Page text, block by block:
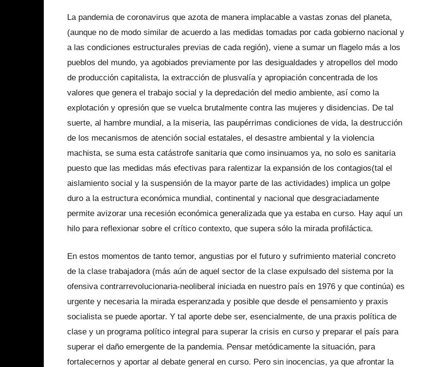
La pandemia de coronavirus que azota de manera implacable a vastas zonas del planeta,
(aunque no de modo similar de acuerdo a las medidas tomadas por cada gobierno nacional y
a las condiciones estructurales previas de cada región), viene a sumar un flagelo más a los
pueblos del mundo, ya agobiados previamente por las desigualdades y atropellos del modo
de producción capitalista, la extracción de plusvalía y apropiación concentrada de los
valores que genera el trabajo social y la depredación del medio ambiente, así como la
explotación y opresión que se vuelca brutalmente contra las mujeres y disidencias. De tal
suerte, al hambre mundial, a la miseria, las paupérrimas condiciones de vida, la destrucción
de los mecanismos de atención social estatales, el desastre ambiental y la violencia
machista, se suma esta catástrofe sanitaria que como insinuamos ya, no solo es sanitaria
puesto que las medidas más efectivas para ralentizar la expansión de los contagios(tal el
aislamiento social y la suspensión de la mayor parte de las actividades) implica un golpe
duro a la estructura económica mundial, continental y nacional que desgraciadamente
permite avizorar una recesión económica generalizada que ya estaba en curso. Hay aquí un
hilo para reflexionar sobre el crítico contexto, que supera sólo la mirada profiláctica.
En estos momentos de tanto temor, angustias por el futuro y sufrimiento material concreto
de la clase trabajadora (más aún de aquel sector de la clase expulsado del sistema por la
ofensiva contrarrevolucionaria-neoliberal iniciada en nuestro país en 1976 y que continúa) es
urgente y necesaria la mirada esperanzada y posible que desde el pensamiento y praxis
socialista se puede aportar. Y tal aporte debe ser, esencialmente, de una praxis política de
clase y un programa político integral para superar la crisis en curso y preparar el país para
superar el daño emergente de la pandemia. Pensar metódicamente la situación, para
fortalecernos y aportar al debate general en curso. Pero sin inocencias, ya que afrontar la